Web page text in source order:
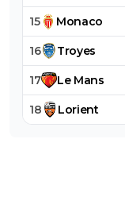
15 Monaco
16 Troyes
17 Le Mans
18 Lorient